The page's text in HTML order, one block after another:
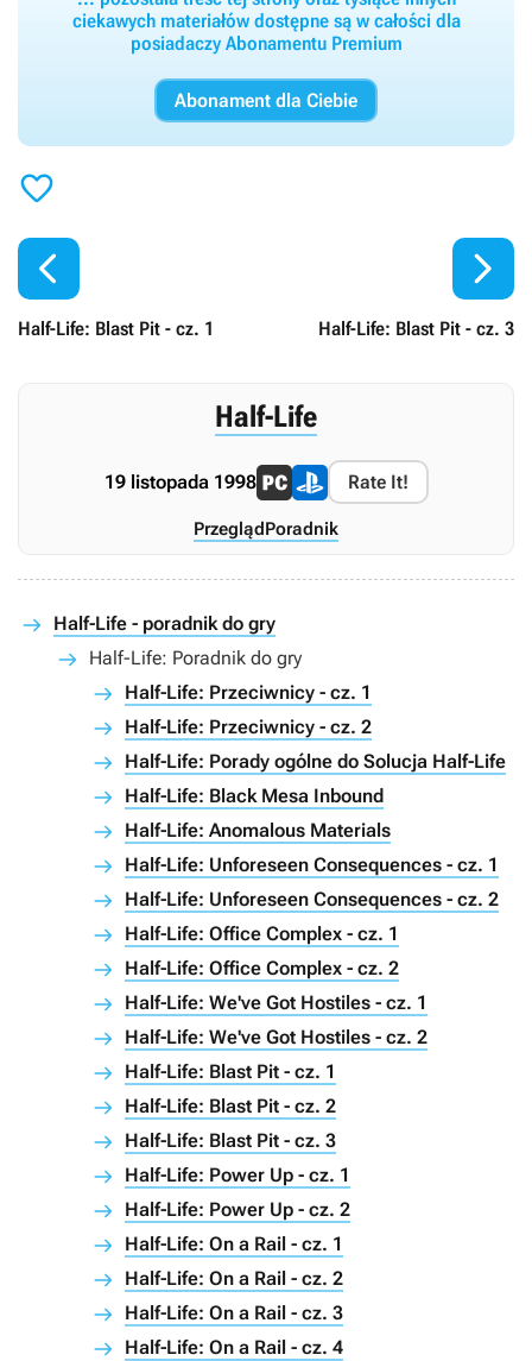
ciekawych materiałów dostępne są w całości dla
posiadaczy Abonamentu Premium
Abonament dla Ciebie


Half-Life: Blast Pit - cz. 1 Half-Life: Blast Pit - cz. 3

Half-Life
19 listopada 1998 Rate It!
PrzeglądPoradnik
Half-Life - poradnik do gry
Half-Life: Poradnik do gry
Half-Life: Przeciwnicy - cz. 1
Half-Life: Przeciwnicy - cz. 2
Half-Life: Porady ogólne do Solucja Half-Life
Half-Life: Black Mesa Inbound
Half-Life: Anomalous Materials
Half-Life: Unforeseen Consequences - cz. 1
Half-Life: Unforeseen Consequences - cz. 2
Half-Life: Office Complex - cz. 1
Half-Life: Office Complex - cz. 2
Half-Life: We've Got Hostiles - cz. 1
Half-Life: We've Got Hostiles - cz. 2
Half-Life: Blast Pit - cz. 1
Half-Life: Blast Pit - cz. 2
Half-Life: Blast Pit - cz. 3
Half-Life: Power Up - cz. 1
Half-Life: Power Up - cz. 2
Half-Life: On a Rail - cz. 1
Half-Life: On a Rail - cz. 2
Half-Life: On a Rail - cz. 3
Half-Life: On a Rail - cz. 4